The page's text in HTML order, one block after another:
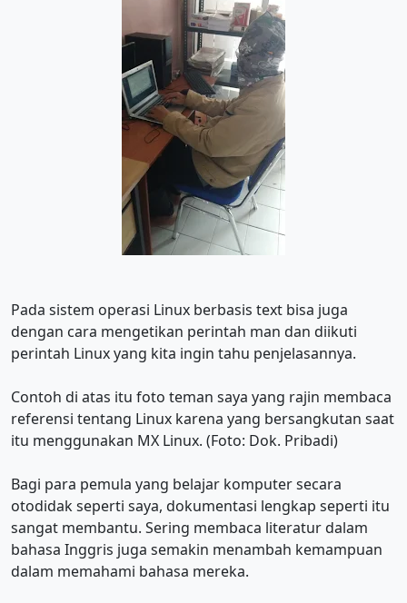
Pada sistem operasi Linux berbasis text bisa juga
dengan cara mengetikan perintah man dan diikuti
perintah Linux yang kita ingin tahu penjelasannya.
Contoh di atas itu foto teman saya yang rajin membaca
referensi tentang Linux karena yang bersangkutan saat
itu menggunakan MX Linux. (Foto: Dok. Pribadi)
Bagi para pemula yang belajar komputer secara
otodidak seperti saya, dokumentasi lengkap seperti itu
sangat membantu. Sering membaca literatur dalam
bahasa Inggris juga semakin menambah kemampuan
dalam memahami bahasa mereka.